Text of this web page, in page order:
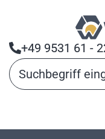
+49 9531 61 -